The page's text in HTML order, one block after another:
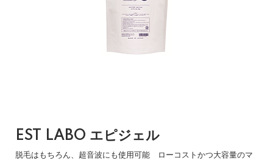
EST LABO エピジェル
脱毛はもちろん、超音波にも使用可能 ローコストかつ大容量のマ